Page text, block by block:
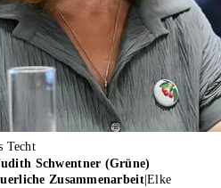
Techt
Schwentner (Grüne)
Zusammenarbeit|Elke